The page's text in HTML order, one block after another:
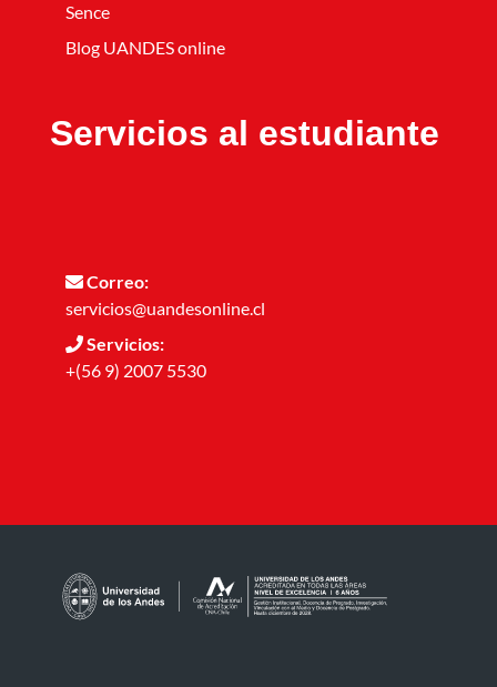
Sence
Blog UANDES online
Servicios al estudiante
Correo:
servicios@uandesonline.cl
Servicios:
+(56 9) 2007 5530